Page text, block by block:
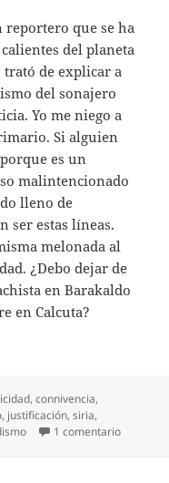
reportero que se ha
del planeta
de explicar a
del sonajero
Yo me niego a
Si alguien
es un
malintencionado
lleno de
ser estas líneas.
melonada al
¿Debo dejar de
en Barakaldo
en Calcuta?
,connivencia,
, justificación,siria,
1 comentarioen Por